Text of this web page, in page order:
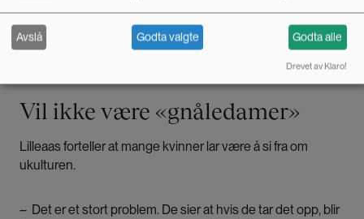
Enkelte av informantene sa at de gruet seg til trening flere
uker i forveien.
Vil ikke være «gnåledamer»
Lilleaas forteller at mange kvinner lar være å si fra om
ukulturen.
– Det er et stort problem. De sier at hvis de tar det opp, blir
Avslå Godta valgte Godta alle
Drevet av Klaro!